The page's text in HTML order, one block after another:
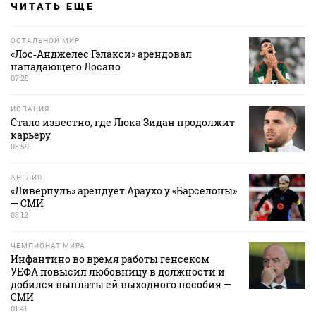
ЧИТАТЬ ЕЩЕ
ОСТАЛЬНОЙ МИР
«Лос‑Анджелес Гэлакси» арендовал
нападающего Лосано
07:25
ИСПАНИЯ
Стало известно, где Люка Зидан продолжит
карьеру
05:59
АНГЛИЯ
«Ливерпуль» арендует Араухо у «Барселоны»
— СМИ
03:12
ЧЕМПИОНАТ МИРА
Инфантино во время работы генсеком
УЕФА повысил любовницу в должности и
добился выплаты ей выходного пособия —
СМИ
01:41